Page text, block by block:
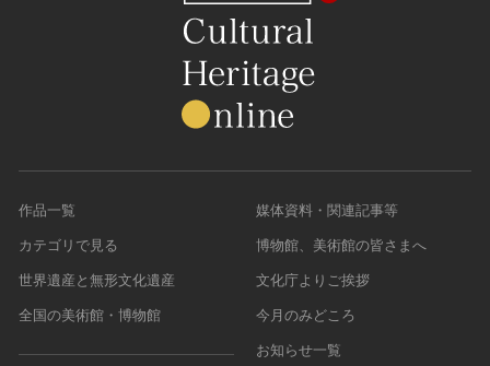
地質鉱物
天然保護区域
文化的景観
作品一覧
カテゴリで見る
世界遺産と無形文化遺産
全国の美術館・博物館
媒体資料・関連記事等
博物館、美術館の皆さまへ
文化庁よりご挨拶
今月のみどころ
お知らせ一覧